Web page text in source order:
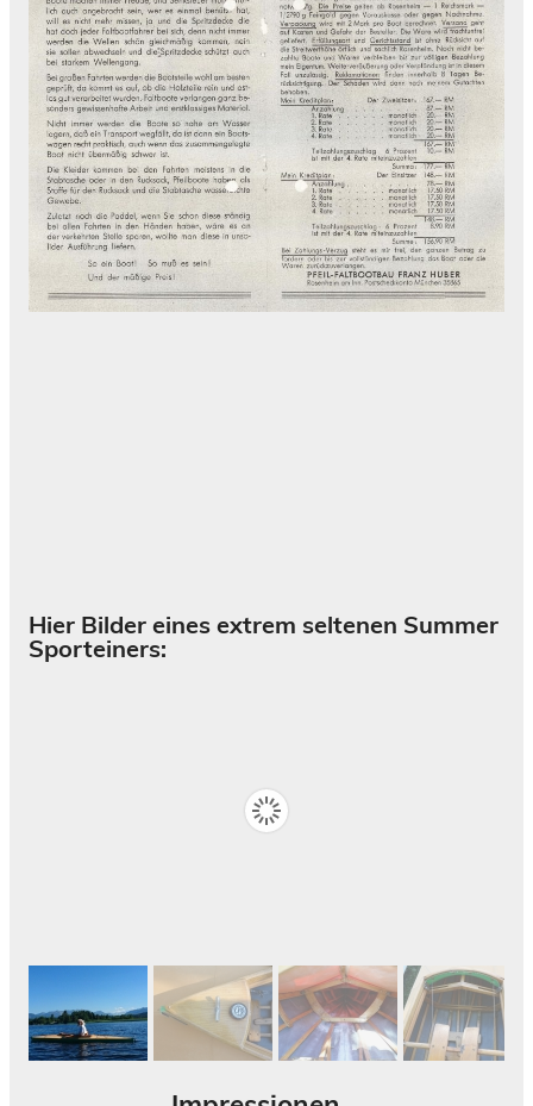
Hier Bilder eines extrem seltenen Summer
Sporteiners: